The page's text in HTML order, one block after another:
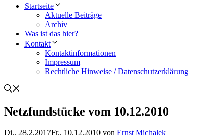
Startseite
Aktuelle Beiträge
Archiv
Was ist das hier?
Kontakt
Kontaktinformationen
Impressum
Rechtliche Hinweise / Datenschutzerklärung
Netzfundstücke vom 10.12.2010
Di.. 28.2.2017Fr.. 10.12.2010 von Ernst Michalek